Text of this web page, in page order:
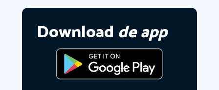
Download de app